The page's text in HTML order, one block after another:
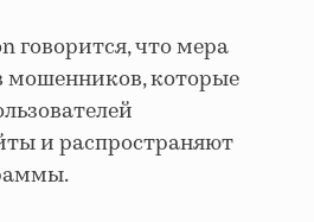
говорится, что мера
мошенников, которые
и распространяют